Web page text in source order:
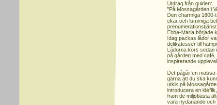
Utdrag från guiden:
”På Mossagården i
Den charmiga 1800-
ekar och lummiga
Ebba-Maria började
Idag packas lådor
delikatesser till
Lådorna körs sedan
på gården med
inspirerande
Det pågår en massa
gärna att du ska
utkik på
introducera en
fram de miljöbästa
vara nydanande och